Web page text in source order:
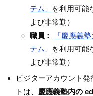
テム」
を利用可能
よび非常勤）
職員：
「慶應義
テム」
を利用可能
よび非常勤）
ビジターアカウント
トは、 慶應義塾内の